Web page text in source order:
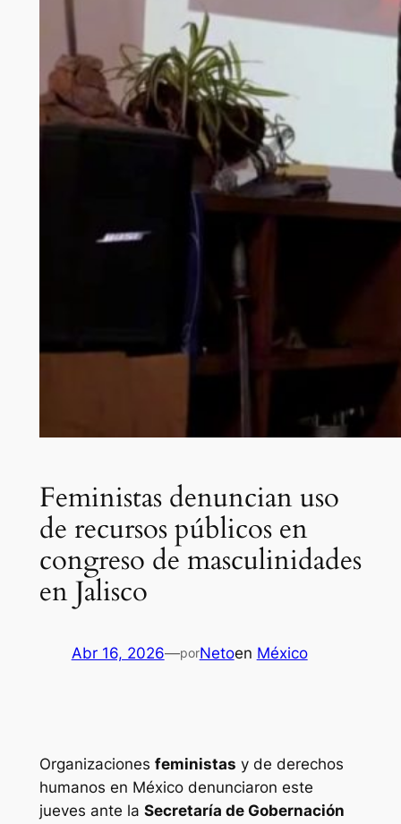
Feministas denuncian uso
de recursos públicos en
congreso de masculinidades
en Jalisco
Abr 16, 2026—porNetoen México
Organizaciones feministas y de derechos
humanos en México denunciaron este
jueves ante la Secretaría de Gobernación